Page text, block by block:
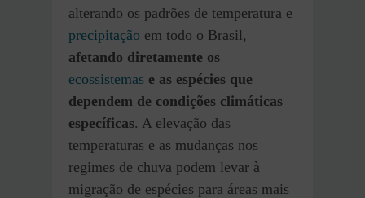
alterando os padrões de temperatura e
precipitação em todo o Brasil,
afetando diretamente os
ecossistemas e as espécies que
dependem de condições climáticas
específicas. A elevação das
temperaturas e as mudanças nos
regimes de chuva podem levar à
migração de espécies para áreas mais